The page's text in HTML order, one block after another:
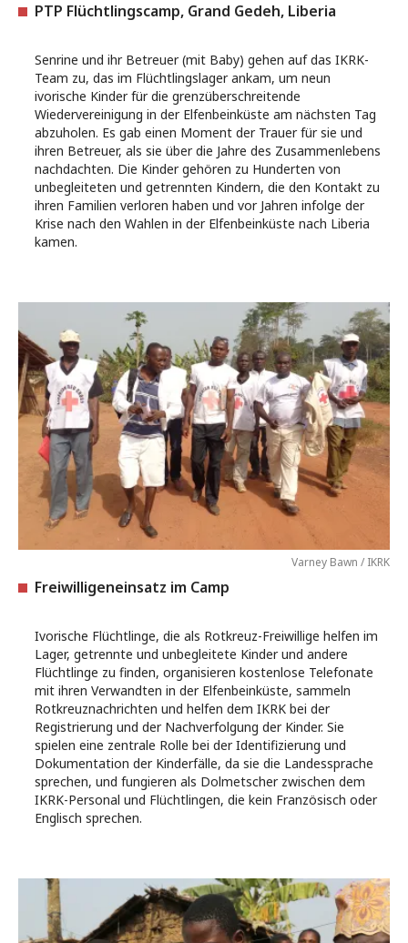
PTP Flüchtlingscamp, Grand Gedeh, Liberia
Senrine und ihr Betreuer (mit Baby) gehen auf das IKRK-
Team zu, das im Flüchtlingslager ankam, um neun
ivorische Kinder für die grenzüberschreitende
Wiedervereinigung in der Elfenbeinküste am nächsten Tag
abzuholen. Es gab einen Moment der Trauer für sie und
ihren Betreuer, als sie über die Jahre des Zusammenlebens
nachdachten. Die Kinder gehören zu Hunderten von
unbegleiteten und getrennten Kindern, die den Kontakt zu
ihren Familien verloren haben und vor Jahren infolge der
Krise nach den Wahlen in der Elfenbeinküste nach Liberia
kamen.
Varney Bawn / IKRK
Freiwilligeneinsatz im Camp
Ivorische Flüchtlinge, die als Rotkreuz-Freiwillige helfen im
Lager, getrennte und unbegleitete Kinder und andere
Flüchtlinge zu finden, organisieren kostenlose Telefonate
mit ihren Verwandten in der Elfenbeinküste, sammeln
Rotkreuznachrichten und helfen dem IKRK bei der
Registrierung und der Nachverfolgung der Kinder. Sie
spielen eine zentrale Rolle bei der Identifizierung und
Dokumentation der Kinderfälle, da sie die Landessprache
sprechen, und fungieren als Dolmetscher zwischen dem
IKRK-Personal und Flüchtlingen, die kein Französisch oder
Englisch sprechen.